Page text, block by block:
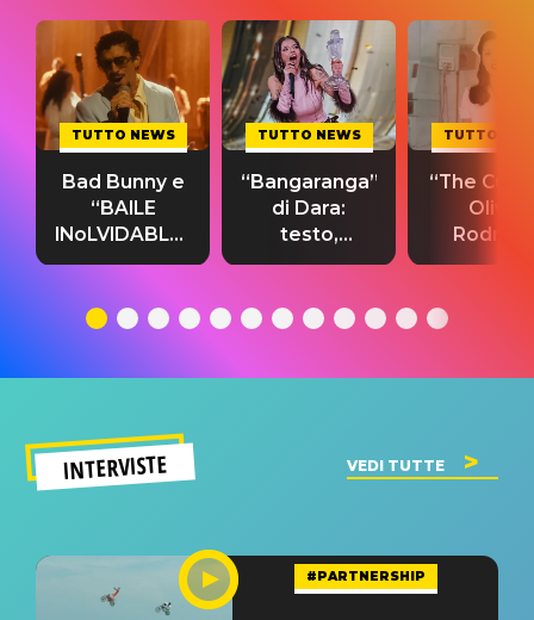
TUTTO NEWS
Bad Bunny e
“BAILE
INoLVIDABLE”:
testo,
significato
TUTTO NEWS
“Bangaranga”
di Dara:
testo,
traduzione e
del singolo
TUTTO
“The
Olivia
testo,
INTERVISTE VEDI TUTTE
#PARTNERSHIP